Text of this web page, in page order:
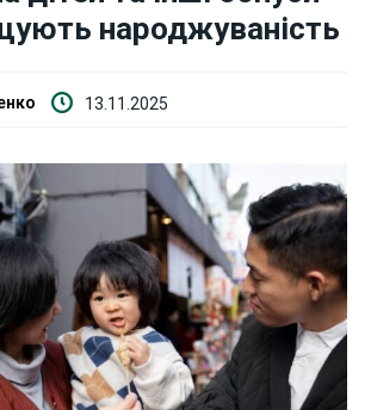
освіта
народжуваність
13.11.2025